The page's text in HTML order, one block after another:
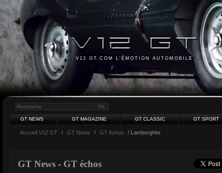
V12 GT.COM L'ÉMOTION AUTOMOBILE
GT NEWS GT MAGAZINE GT CLASSIC GT SPORT
Accueil V12 GT / GT News / GT échos / Lamborghini
GT News - GT échos